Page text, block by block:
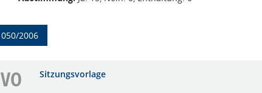
050/2006
VO Sitzungsvorlage